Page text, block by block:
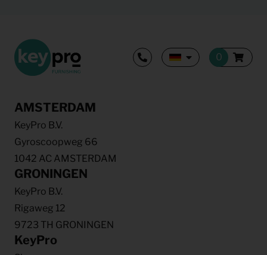
AMSTERDAM
KeyPro B.V.
Gyroscoopweg 66
1042 AC AMSTERDAM
GRONINGEN
KeyPro B.V.
Rigaweg 12
9723 TH GRONINGEN
KeyPro